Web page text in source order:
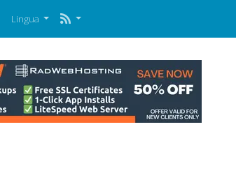
Lingua